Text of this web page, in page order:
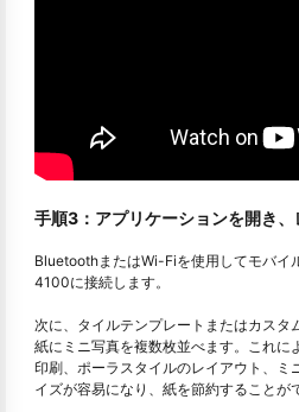
手順3：アプリケーションを開き
BluetoothまたはWi-Fiを使用してモバイ
4100に接続します。
次に、タイルテンプレートまたはカスタ
紙にミニ写真を複数枚並べます。これに
印刷、ポーラスタイルのレイアウト、ミ
イズが容易になり、紙を節約することが